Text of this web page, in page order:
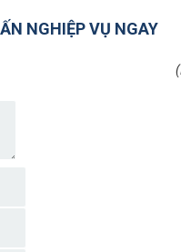
NGHIỆP VỤ NGAY